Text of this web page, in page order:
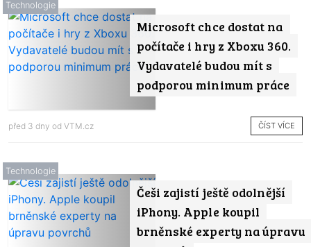
Microsoft chce dostat na
počítače i hry z Xboxu 360.
Vydavatelé budou mít s
podporou minimum práce
Technologie
před 3 dny od VTM.cz ČÍST VÍCE
Češi zajistí ještě odolnější
iPhony. Apple koupil
brněnské experty na úpravu
Technologie